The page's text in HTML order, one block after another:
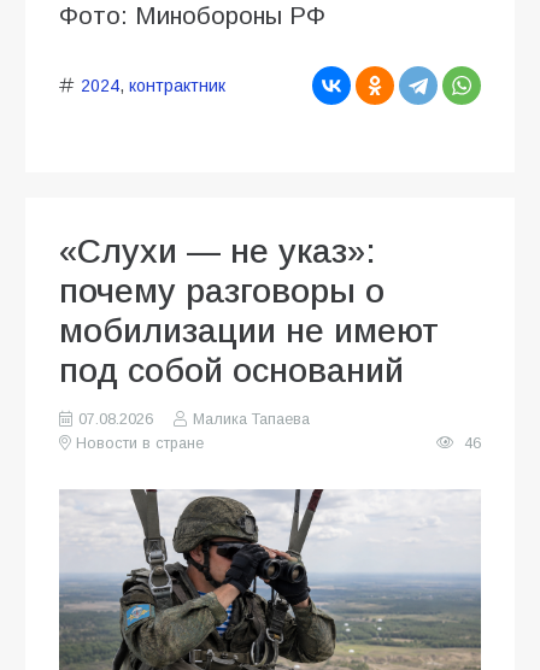
Фото: Минобороны РФ
2024, контрактник
«Слухи — не указ»:
почему разговоры о
мобилизации не имеют
под собой оснований
07.08.2026
Малика Тапаева
Новости в стране
46